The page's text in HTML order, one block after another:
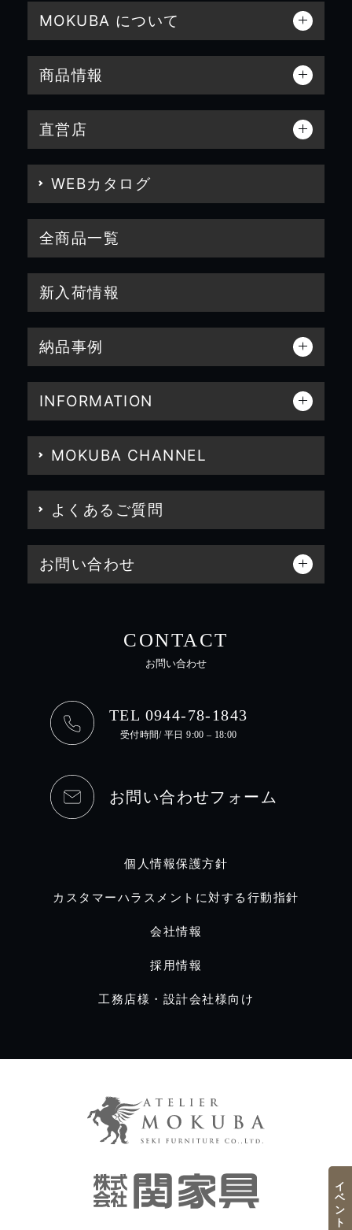
MOKUBA について
商品情報
直営店
WEBカタログ
全商品一覧
新入荷情報
納品事例
INFORMATION
MOKUBA CHANNEL
よくあるご質問
お問い合わせ
CONTACT
お問い合わせ
TEL 0944-78-1843
受付時間/ 平日 9:00 – 18:00
お問い合わせフォーム
個人情報保護方針
カスタマーハラスメントに対する行動指針
会社情報
採用情報
工務店様・設計会社様向け